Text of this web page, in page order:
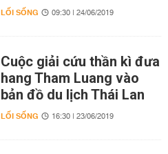
LỐI SỐNG 09:30 | 24/06/2019
Cuộc giải cứu thần kì đưa
hang Tham Luang vào
bản đồ du lịch Thái Lan
LỐI SỐNG 16:30 | 23/06/2019